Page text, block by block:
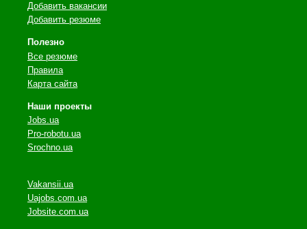
Добавить вакансии
Добавить резюме
Полезно
Все резюме
Правила
Карта сайта
Наши проекты
Jobs.ua
Pro-robotu.ua
Srochno.ua
Vakansii.ua
Uajobs.com.ua
Jobsite.com.ua